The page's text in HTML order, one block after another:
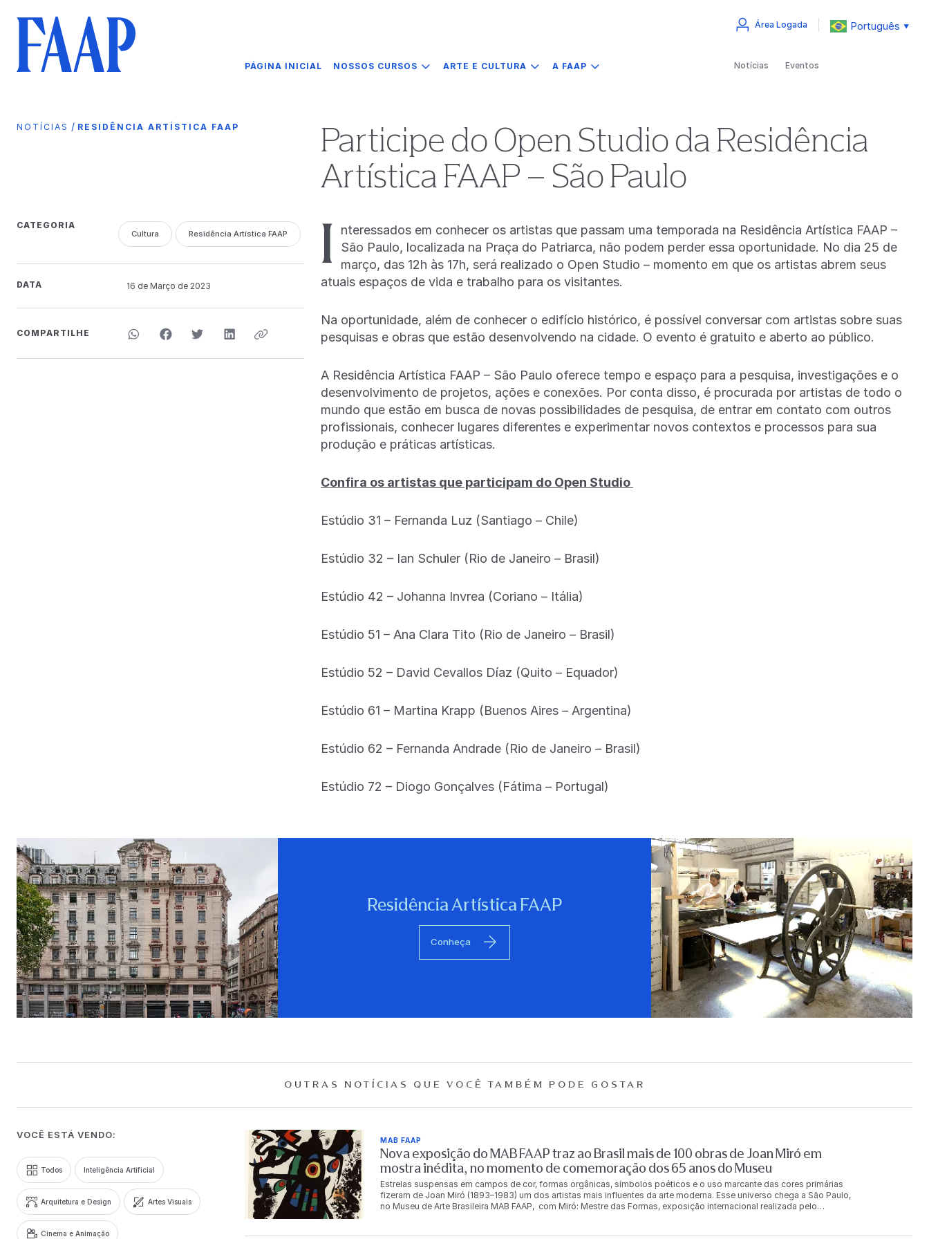
PÁGINA INICIAL NOSSOS CURSOS ARTE E CULTURA A FAAP
Área Logada Português ▼
Notícias Eventos
NOTÍCIAS / RESIDÊNCIA ARTÍSTICA FAAP
Participe do Open Studio da Residência
Artística FAAP – São Paulo
CATEGORIA
Cultura Residência Artística FAAP
DATA 16 de Março de 2023
COMPARTILHE
I
nteressados em conhecer os artistas que passam uma temporada na Residência Artística FAAP –
São Paulo, localizada na Praça do Patriarca, não podem perder essa oportunidade. No dia 25 de
março, das 12h às 17h, será realizado o Open Studio – momento em que os artistas abrem seus
atuais espaços de vida e trabalho para os visitantes.
Na oportunidade, além de conhecer o edifício histórico, é possível conversar com artistas sobre suas
pesquisas e obras que estão desenvolvendo na cidade. O evento é gratuito e aberto ao público.
A Residência Artística FAAP – São Paulo oferece tempo e espaço para a pesquisa, investigações e o
desenvolvimento de projetos, ações e conexões. Por conta disso, é procurada por artistas de todo o
mundo que estão em busca de novas possibilidades de pesquisa, de entrar em contato com outros
profissionais, conhecer lugares diferentes e experimentar novos contextos e processos para sua
produção e práticas artísticas.
Confira os artistas que participam do Open Studio
Estúdio 31 – Fernanda Luz (Santiago – Chile)
Estúdio 32 – Ian Schuler (Rio de Janeiro – Brasil)
Estúdio 42 – Johanna Invrea (Coriano – Itália)
Estúdio 51 – Ana Clara Tito (Rio de Janeiro – Brasil)
Estúdio 52 – David Cevallos Díaz (Quito – Equador)
Estúdio 61 – Martina Krapp (Buenos Aires – Argentina)
Estúdio 62 – Fernanda Andrade (Rio de Janeiro – Brasil)
Estúdio 72 – Diogo Gonçalves (Fátima – Portugal)
Residência Artística FAAP
Conheça
OUTRAS NOTÍCIAS QUE VOCÊ TAMBÉM PODE GOSTAR
VOCÊ ESTÁ VENDO:
Todos Inteligência Artificial
Arquitetura e Design Artes Visuais
Cinema e Animação
MAB FAAP
Nova exposição do MAB FAAP traz ao Brasil mais de 100 obras de Joan Miró em
mostra inédita, no momento de comemoração dos 65 anos do Museu
Estrelas suspensas em campos de cor, formas orgânicas, símbolos poéticos e o uso marcante das cores primárias
fizeram de Joan Miró (1893–1983) um dos artistas mais influentes da arte moderna. Esse universo chega a São Paulo,
no Museu de Arte Brasileira MAB FAAP, com Miró: Mestre das Formas, exposição internacional realizada pelo